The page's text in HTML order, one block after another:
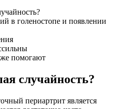
в голеностопе и появлении
помогают
случайность?
периартрит является